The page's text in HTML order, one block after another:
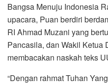
Bangsa Menuju Indonesia
upacara, Puan berdiri
RI Ahmad Muzani yang
Pancasila, dan Wakil Ketua
membacakan naskah teks
“Dengan rahmat Tuhan